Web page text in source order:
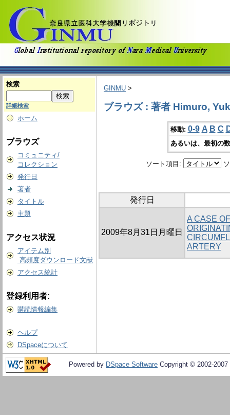
検索
詳細検索
ホーム
ブラウズ
コミュニティ/
コレクション
発行日
著者
タイトル
主題
アクセス状況
アイテム別
高頻度ダウンロード文献
アクセス統計
登録利用者:
購読情報編集
ヘルプ
DSpaceについて
GINMU >
ブラウズ : 著者 Himuro,
移動: 0-9 A B C
あるいは、最初の
ソート項目:
発行日
2009年8月31日月曜日
A CASE
ARTERY
Powered by DSpace Software Copyright © 2002-2007